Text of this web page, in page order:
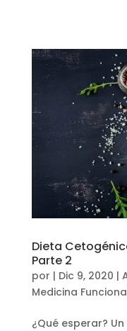
Dieta
Parte 2
por | Dic 9, 2020 |
Medicina
¿Qué esperar?